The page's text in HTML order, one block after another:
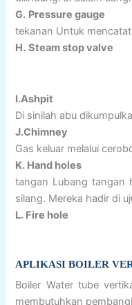
G. Pressure gauge
tekanan Untuk
H. Steam stop valve
I.Ashpit
Di sinilah abu
J.Chimney
Gas keluar melalui
K. Hand holes
tangan Lubang tangan
silang. Mereka hadir di
L. Fire hole
APLIKASI BOILER
Boiler Water tube
membutuhkan